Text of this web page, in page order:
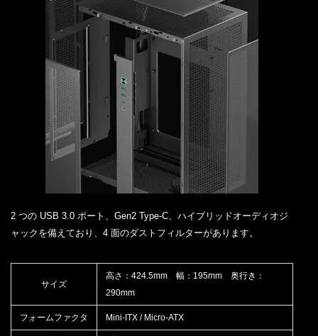
2 つの USB 3.0 ポート、Gen2 Type-C、ハイブリッドオーディオジ
ャックを備えており、4 面のダストフィルターがあります。
サイズ
高さ：424.5mm 幅：195mm 奥行き：
290mm
フォームファクタ Mini-ITX / Micro-ATX